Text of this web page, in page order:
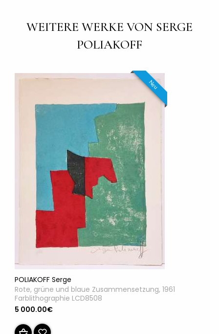
WEITERE WERKE VON SERGE
POLIAKOFF
Neu
POLIAKOFF Serge
Rote, grüne und blaue Zusammensetzung, 1961
Farblithographie LCD8508
5 000.00€